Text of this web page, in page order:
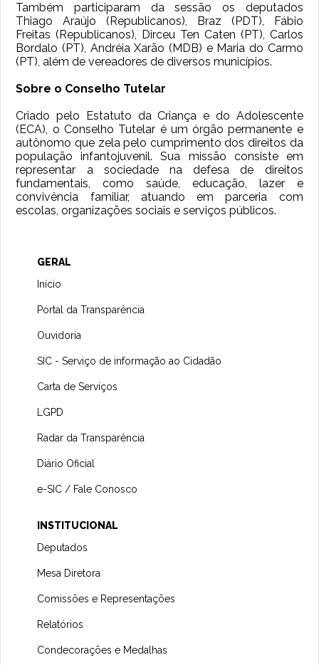
Também participaram da sessão os deputados
Thiago Araújo (Republicanos), Braz (PDT), Fábio
Freitas (Republicanos), Dirceu Ten Caten (PT), Carlos
Bordalo (PT), Andréia Xarão (MDB) e Maria do Carmo
(PT), além de vereadores de diversos municípios.
Sobre o Conselho Tutelar
Criado pelo Estatuto da Criança e do Adolescente
(ECA), o Conselho Tutelar é um órgão permanente e
autônomo que zela pelo cumprimento dos direitos da
população infantojuvenil. Sua missão consiste em
representar a sociedade na defesa de direitos
fundamentais, como saúde, educação, lazer e
convivência familiar, atuando em parceria com
escolas, organizações sociais e serviços públicos.
GERAL
Início
Portal da Transparência
Ouvidoria
SIC - Serviço de informação ao Cidadão
Carta de Serviços
LGPD
Radar da Transparência
Diário Oficial
e-SIC / Fale Conosco
INSTITUCIONAL
Deputados
Mesa Diretora
Comissões e Representações
Relatórios
Condecorações e Medalhas